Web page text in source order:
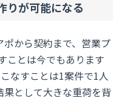
りが可能になる
から契約まで、営業プ
ことは今でもあります
なすことは1案件で1人
として大きな重荷を背